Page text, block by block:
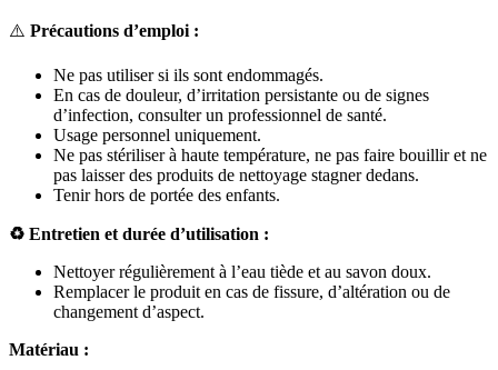
⚠️ Précautions d’emploi :
Ne pas utiliser si ils sont endommagés.
En cas de douleur, d’irritation persistante ou de signes
d’infection, consulter un professionnel de santé.
Usage personnel uniquement.
Ne pas stériliser à haute température, ne pas faire bouillir et ne
pas laisser des produits de nettoyage stagner dedans.
Tenir hors de portée des enfants.
♻️ Entretien et durée d’utilisation :
Nettoyer régulièrement à l’eau tiède et au savon doux.
Remplacer le produit en cas de fissure, d’altération ou de
changement d’aspect.
Matériau :